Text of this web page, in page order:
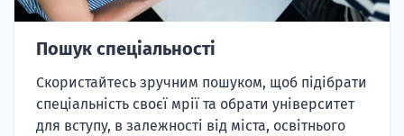
Пошук спеціальності
Скористайтесь зручним пошуком, щоб підібрати
спеціальність своєї мрії та обрати університет
для вступу, в залежності від міста, освітнього